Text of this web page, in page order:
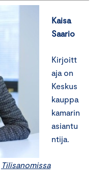
Kaisa
Saario
Kirjoitt
aja on
Keskus
kauppa
kamarin
asiantu
ntija.
Tilisanomissa